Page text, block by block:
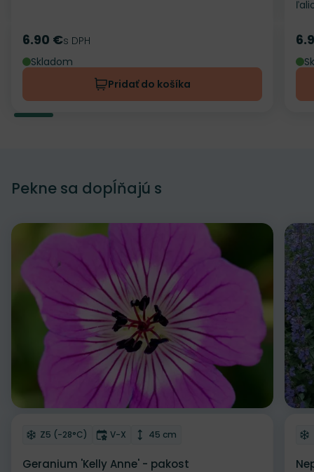
Cena
6.90 €s DPH
Skladom
Pridať do košíka
Pekne sa dopĺňajú s
Odober do zoznamu želaní
Mrazuvzdornosť
Z5 (-28°C) Doba kvitnutia
V-X Výška rastliny
45 cm
Geranium 'Kelly Anne' - pakost